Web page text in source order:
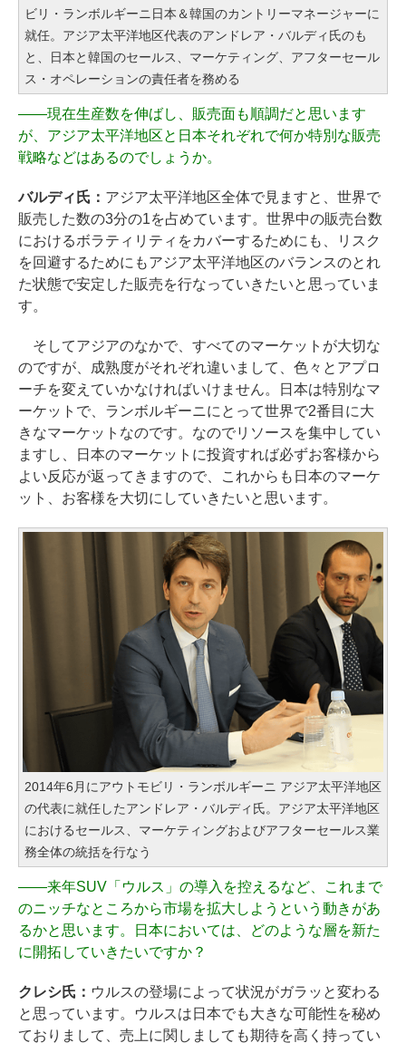
ビリ・ランボルギーニ日本＆韓国のカントリーマネージャーに
就任。アジア太平洋地区代表のアンドレア・バルディ氏のも
と、日本と韓国のセールス、マーケティング、アフターセール
ス・オペレーションの責任者を務める
――現在生産数を伸ばし、販売面も順調だと思います
が、アジア太平洋地区と日本それぞれで何か特別な販売
戦略などはあるのでしょうか。
バルディ氏： アジア太平洋地区全体で見ますと、世界で
販売した数の3分の1を占めています。世界中の販売台数
におけるボラティリティをカバーするためにも、リスク
を回避するためにもアジア太平洋地区のバランスのとれ
た状態で安定した販売を行なっていきたいと思っていま
す。
そしてアジアのなかで、すべてのマーケットが大切な
のですが、成熟度がそれぞれ違いまして、色々とアプロ
ーチを変えていかなければいけません。日本は特別なマ
ーケットで、ランボルギーニにとって世界で2番目に大
きなマーケットなのです。なのでリソースを集中してい
ますし、日本のマーケットに投資すれば必ずお客様から
よい反応が返ってきますので、これからも日本のマーケ
ット、お客様を大切にしていきたいと思います。
2014年6月にアウトモビリ・ランボルギーニ アジア太平洋地区
の代表に就任したアンドレア・バルディ氏。アジア太平洋地区
におけるセールス、マーケティングおよびアフターセールス業
務全体の統括を行なう
――来年SUV「ウルス」の導入を控えるなど、これまで
のニッチなところから市場を拡大しようという動きがあ
るかと思います。日本においては、どのような層を新た
に開拓していきたいですか？
クレシ氏： ウルスの登場によって状況がガラッと変わる
と思っています。ウルスは日本でも大きな可能性を秘め
ておりまして、売上に関しましても期待を高く持ってい